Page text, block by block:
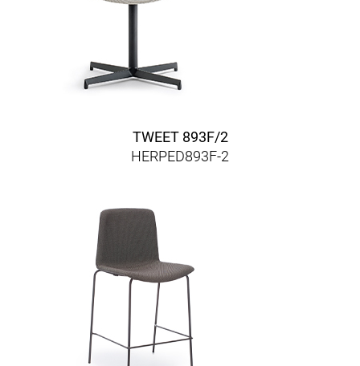
TWEET 893F/2
HERPED893F-2